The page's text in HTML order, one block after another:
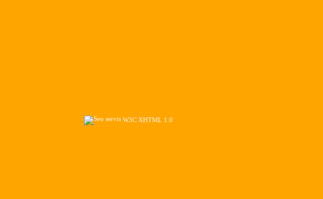
W3C XHTML 1.0